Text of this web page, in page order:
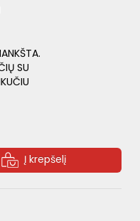
SU
Į krepšelį